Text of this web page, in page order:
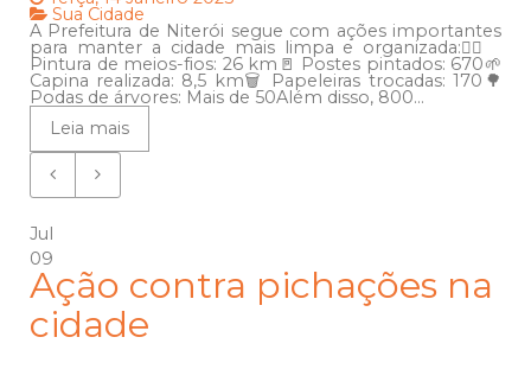
Sua Cidade
A Prefeitura de Niterói segue com ações importantes
para manter a cidade mais limpa e organizada:🚶‍♂️
Pintura de meios-fios: 26 km🚪 Postes pintados: 670🌱
Capina realizada: 8,5 km🗑️ Papeleiras trocadas: 170🌳
Podas de árvores: Mais de 50Além disso, 800...
Leia mais
Jul
09
Ação contra pichações na
cidade